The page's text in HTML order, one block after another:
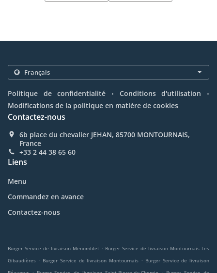
Politique de confidentialité . Conditions d'utilisation .
Modifications de la politique en matière de cookies
Contactez-nous
6b place du chevalier JEHAN, 85700 MONTOURNAIS,
France
+33 2 44 38 65 60
Liens
Menu
Commandez en avance
Contactez-nous
Burger Service de livraison Menomblet . Burger Service de livraison Montournais Les
Gibaudières . Burger Service de livraison Montournais . Burger Service de livraison
. .